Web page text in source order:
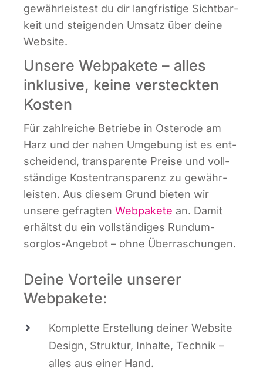
gewähr­leis­test du dir lang­fris­ti­ge Sicht­bar­
keit und stei­gen­den Umsatz über dei­ne
Website.
Unsere Webpakete – alles
inklusive, keine versteckten
Kosten
Für zahl­rei­che Betrie­be in Oster­ode am
Harz und der nahen Umge­bung ist es ent­
schei­dend, trans­pa­ren­te Prei­se und voll­
stän­di­ge Kos­ten­trans­pa­renz zu gewähr­
leis­ten. Aus die­sem Grund bie­ten wir
unse­re gefrag­ten Web­pa­ke­te an. Damit
erhältst du ein voll­stän­di­ges Rund­um-
sorg­los-Ange­bot – ohne Überraschungen.
Deine Vorteile unserer
Webpakete:
Kom­plet­te Erstel­lung dei­ner Web­site
Design, Struk­tur, Inhal­te, Tech­nik –
alles aus einer Hand.